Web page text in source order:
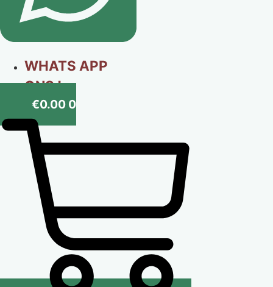
WHATS APP
ONS !
€0.00 0